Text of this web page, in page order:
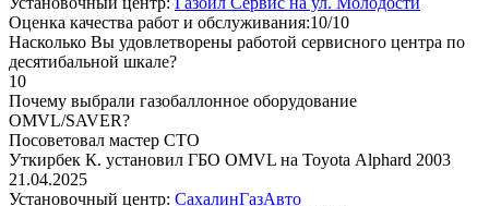
Оценка качества работ и обслуживания:10/10
Насколько Вы удовлетворены работой сервисного центра по
десятибальной шкале?
10
Почему выбрали газобаллонное оборудование
OMVL/SAVER?
Посоветовал мастер СТО
Уткирбек К. установил ГБО OMVL на Toyota Alphard 2003
21.04.2025
Установочный центр: СахалинГазАвто